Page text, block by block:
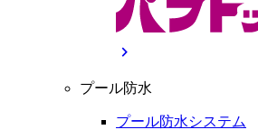
chevron_right
プール防水
プール防水システム